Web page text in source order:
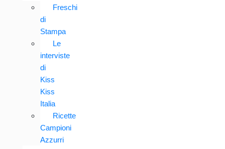
Freschi
di
Stampa
Le
interviste
di
Kiss
Kiss
Italia
Ricette
Campioni
Azzurri